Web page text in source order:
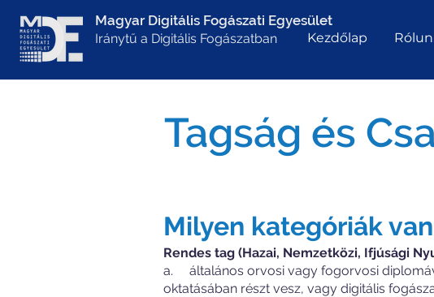
Magyar Digitális Fogászati Egyesület
Iránytű a Digitális Fogászatban Kezdőlap
Tagság és
Milyen kategóriák
Rendes tag (Hazai, Nemzetközi, Ifjúsági
a. általános orvosi vagy fogorvosi
oktatásában részt vesz, vagy digitális